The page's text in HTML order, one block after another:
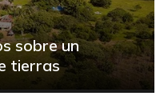
sobre un
tierras